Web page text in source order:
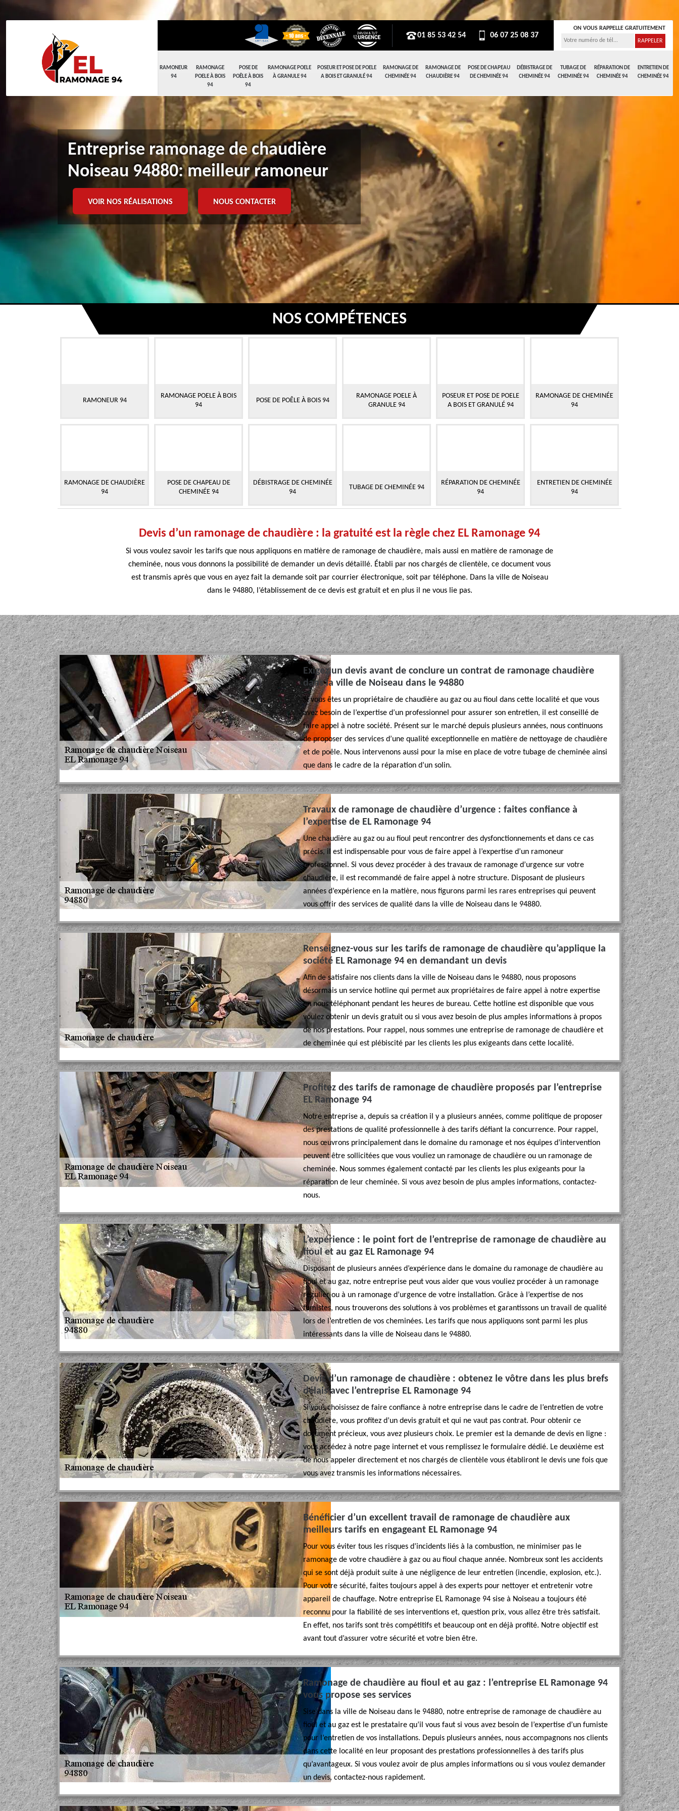
RAMONEUR
94
RAMONAGE
POELE À BOIS
94
POSE DE
POÊLE À BOIS
94
RAMONAGE POELE
À GRANULE 94
POSEUR ET POSE DE POELE
A BOIS ET GRANULÉ 94
RAMONAGE DE
CHEMINÉE 94
RAMONAGE DE
CHAUDIÈRE 94
POSE DE CHAPEAU
DE CHEMINÉE 94
DÉBISTRAGE DE
CHEMINÉE 94
TUBAGE DE
CHEMINÉE 94
RÉPARATION DE
CHEMINÉE 94
ENTRETIEN DE
CHEMINÉE 94
01 85 53 42 54 06 07 25 08 37
ON VOUS RAPPELLE GRATUITEMENT
Entreprise ramonage de chaudière
Noiseau 94880: meilleur ramoneur
VOIR NOS RÉALISATIONS NOUS CONTACTER
NOS COMPÉTENCES
RAMONEUR 94
RAMONAGE POELE À BOIS
94
POSE DE POÊLE À BOIS 94
RAMONAGE POELE À
GRANULE 94
POSEUR ET POSE DE POELE
A BOIS ET GRANULÉ 94
RAMONAGE DE CHEMINÉE
94
RAMONAGE DE CHAUDIÈRE
94
POSE DE CHAPEAU DE
CHEMINÉE 94
DÉBISTRAGE DE CHEMINÉE
94
TUBAGE DE CHEMINÉE 94
RÉPARATION DE CHEMINÉE
94
ENTRETIEN DE CHEMINÉE
94
Devis d’un ramonage de chaudière : la gratuité est la règle chez EL Ramonage 94
Si vous voulez savoir les tarifs que nous appliquons en matière de ramonage de chaudière, mais aussi en matière de ramonage de
cheminée, nous vous donnons la possibilité de demander un devis détaillé. Établi par nos chargés de clientèle, ce document vous
est transmis après que vous en ayez fait la demande soit par courrier électronique, soit par téléphone. Dans la ville de Noiseau
dans le 94880, l’établissement de ce devis est gratuit et en plus il ne vous lie pas.
Exigez un devis avant de conclure un contrat de ramonage chaudière
dans la ville de Noiseau dans le 94880
Si vous êtes un propriétaire de chaudière au gaz ou au fioul dans cette localité et que vous
avez besoin de l’expertise d’un professionnel pour assurer son entretien, il est conseillé de
faire appel à notre société. Présent sur le marché depuis plusieurs années, nous continuons
de proposer des services d’une qualité exceptionnelle en matière de nettoyage de chaudière
et de poêle. Nous intervenons aussi pour la mise en place de votre tubage de cheminée ainsi
que dans le cadre de la réparation d’un solin.
Travaux de ramonage de chaudière d’urgence : faites confiance à
l’expertise de EL Ramonage 94
Une chaudière au gaz ou au fioul peut rencontrer des dysfonctionnements et dans ce cas
précis, il est indispensable pour vous de faire appel à l’expertise d’un ramoneur
professionnel. Si vous devez procéder à des travaux de ramonage d’urgence sur votre
chaudière, il est recommandé de faire appel à notre structure. Disposant de plusieurs
années d’expérience en la matière, nous figurons parmi les rares entreprises qui peuvent
vous offrir des services de qualité dans la ville de Noiseau dans le 94880.
Renseignez-vous sur les tarifs de ramonage de chaudière qu’applique la
société EL Ramonage 94 en demandant un devis
Afin de satisfaire nos clients dans la ville de Noiseau dans le 94880, nous proposons
désormais un service hotline qui permet aux propriétaires de faire appel à notre expertise
en nous téléphonant pendant les heures de bureau. Cette hotline est disponible que vous
voulez obtenir un devis gratuit ou si vous avez besoin de plus amples informations à propos
de nos prestations. Pour rappel, nous sommes une entreprise de ramonage de chaudière et
de cheminée qui est plébiscité par les clients les plus exigeants dans cette localité.
Profitez des tarifs de ramonage de chaudière proposés par l’entreprise
EL Ramonage 94
Notre entreprise a, depuis sa création il y a plusieurs années, comme politique de proposer
des prestations de qualité professionnelle à des tarifs défiant la concurrence. Pour rappel,
nous œuvrons principalement dans le domaine du ramonage et nos équipes d’intervention
peuvent être sollicitées que vous vouliez un ramonage de chaudière ou un ramonage de
cheminée. Nous sommes également contacté par les clients les plus exigeants pour la
réparation de leur cheminée. Si vous avez besoin de plus amples informations, contactez-
nous.
L’expérience : le point fort de l’entreprise de ramonage de chaudière au
fioul et au gaz EL Ramonage 94
Disposant de plusieurs années d’expérience dans le domaine du ramonage de chaudière au
fioul et au gaz, notre entreprise peut vous aider que vous vouliez procéder à un ramonage
régulier ou à un ramonage d’urgence de votre installation. Grâce à l’expertise de nos
fumistes, nous trouverons des solutions à vos problèmes et garantissons un travail de qualité
lors de l’entretien de vos cheminées. Les tarifs que nous appliquons sont parmi les plus
intéressants dans la ville de Noiseau dans le 94880.
Devis d’un ramonage de chaudière : obtenez le vôtre dans les plus brefs
délais avec l’entreprise EL Ramonage 94
Si vous choisissez de faire confiance à notre entreprise dans le cadre de l’entretien de votre
chaudière, vous profitez d’un devis gratuit et qui ne vaut pas contrat. Pour obtenir ce
document précieux, vous avez plusieurs choix. Le premier est la demande de devis en ligne :
vous accédez à notre page internet et vous remplissez le formulaire dédié. Le deuxième est
de nous appeler directement et nos chargés de clientèle vous établiront le devis une fois que
vous avez transmis les informations nécessaires.
Bénéficier d’un excellent travail de ramonage de chaudière aux
meilleurs tarifs en engageant EL Ramonage 94
Pour vous éviter tous les risques d’incidents liés à la combustion, ne minimiser pas le
ramonage de votre chaudière à gaz ou au fioul chaque année. Nombreux sont les accidents
qui se sont déjà produit suite à une négligence de leur entretien (incendie, explosion, etc.).
Pour votre sécurité, faites toujours appel à des experts pour nettoyer et entretenir votre
appareil de chauffage. Notre entreprise EL Ramonage 94 sise à Noiseau a toujours été
reconnu pour la fiabilité de ses interventions et, question prix, vous allez être très satisfait.
En effet, nos tarifs sont très compétitifs et beaucoup ont en déjà profité. Notre objectif est
avant tout d’assurer votre sécurité et votre bien être.
Ramonage de chaudière au fioul et au gaz : l’entreprise EL Ramonage 94
vous propose ses services
Sise dans la ville de Noiseau dans le 94880, notre entreprise de ramonage de chaudière au
fioul et au gaz est le prestataire qu’il vous faut si vous avez besoin de l’expertise d’un fumiste
pour l’entretien de vos installations. Depuis plusieurs années, nous accompagnons nos clients
dans cette localité en leur proposant des prestations professionnelles à des tarifs plus
qu’avantageux. Si vous voulez avoir de plus amples informations ou si vous voulez demander
un devis, contactez-nous rapidement.